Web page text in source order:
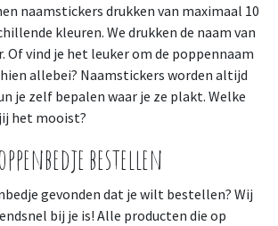
naamstickers drukken van maximaal 10
kleuren. We drukken de naam van
Of vind je het leuker om de poppennaam
allebei? Naamstickers worden altijd
je zelf bepalen waar je ze plakt. Welke
het mooist?
bestellen
gevonden dat je wilt bestellen? Wij
bij je is! Alle producten die op